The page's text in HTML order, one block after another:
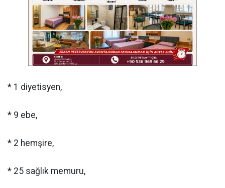
* 1 diyetisyen,
* 9 ebe,
* 2 hemşire,
* 25 sağlık memuru,